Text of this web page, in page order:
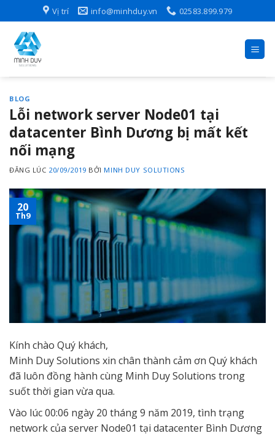
to
content
Vị trí info@minhduy.vn 02583.899.979
BLOG
Lỗi network server Node01 tại
datacenter Bình Dương bị mất kết
nối mạng
ĐĂNG LÚC 20/09/2019 BỞI MINH DUY SOLUTIONS
20
Th9
Kính chào Quý khách,
Minh Duy Solutions xin chân thành cảm ơn Quý khách
đã luôn đồng hành cùng Minh Duy Solutions trong
suốt thời gian vừa qua.
Vào lúc 00:06 ngày 20 tháng 9 năm 2019, tình trạng
network của server Node01 tại datacenter Bình Dương